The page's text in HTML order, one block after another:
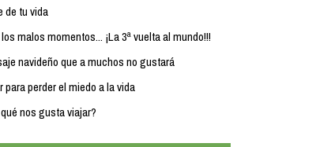
de tu vida
malos momentos... ¡La 3ª vuelta al mundo!!!
navideño que a muchos no gustará
para perder el miedo a la vida
nos gusta viajar?